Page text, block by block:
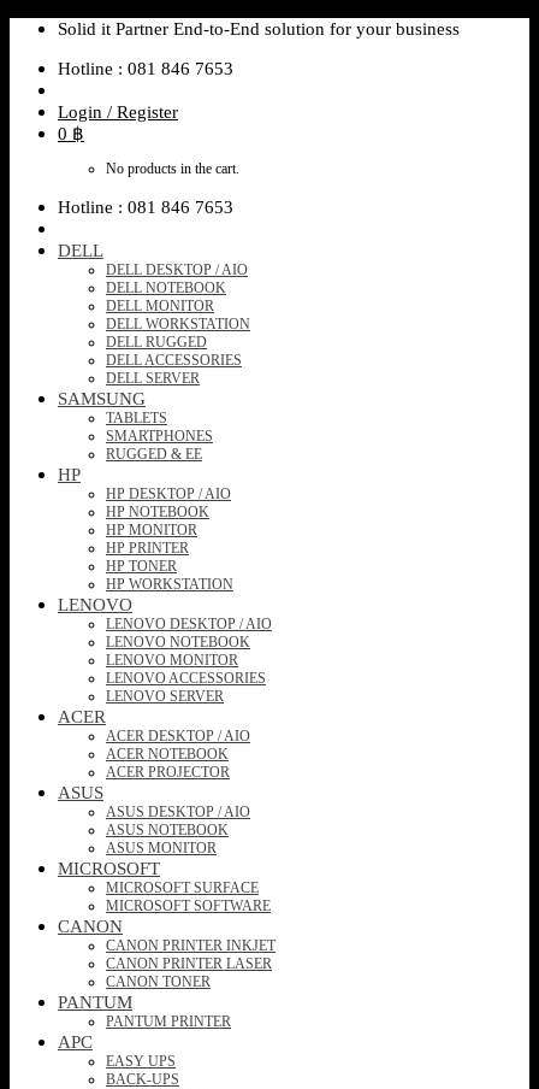
Skip
content
Solid it Partner End-to-End solution for your business
Hotline : 081 846 7653
Login / Register
0 ฿
No products in the cart.
Hotline : 081 846 7653
DELL
DELL DESKTOP / AIO
DELL NOTEBOOK
DELL MONITOR
DELL WORKSTATION
DELL RUGGED
DELL ACCESSORIES
DELL SERVER
SAMSUNG
TABLETS
SMARTPHONES
RUGGED & EE
HP
HP DESKTOP / AIO
HP NOTEBOOK
HP MONITOR
HP PRINTER
HP TONER
HP WORKSTATION
LENOVO
LENOVO DESKTOP / AIO
LENOVO NOTEBOOK
LENOVO MONITOR
LENOVO ACCESSORIES
LENOVO SERVER
ACER
ACER DESKTOP / AIO
ACER NOTEBOOK
ACER PROJECTOR
ASUS
ASUS DESKTOP / AIO
ASUS NOTEBOOK
ASUS MONITOR
MICROSOFT
MICROSOFT SURFACE
MICROSOFT SOFTWARE
CANON
CANON PRINTER INKJET
CANON PRINTER LASER
CANON TONER
PANTUM
PANTUM PRINTER
APC
EASY UPS
BACK-UPS